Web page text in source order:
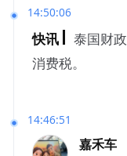
14:50:06
快讯
泰国财
消费税。
14:46:51
嘉禾车